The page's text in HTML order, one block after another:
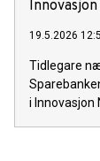
19.5.2026
Tidlegare
i Innovasjon